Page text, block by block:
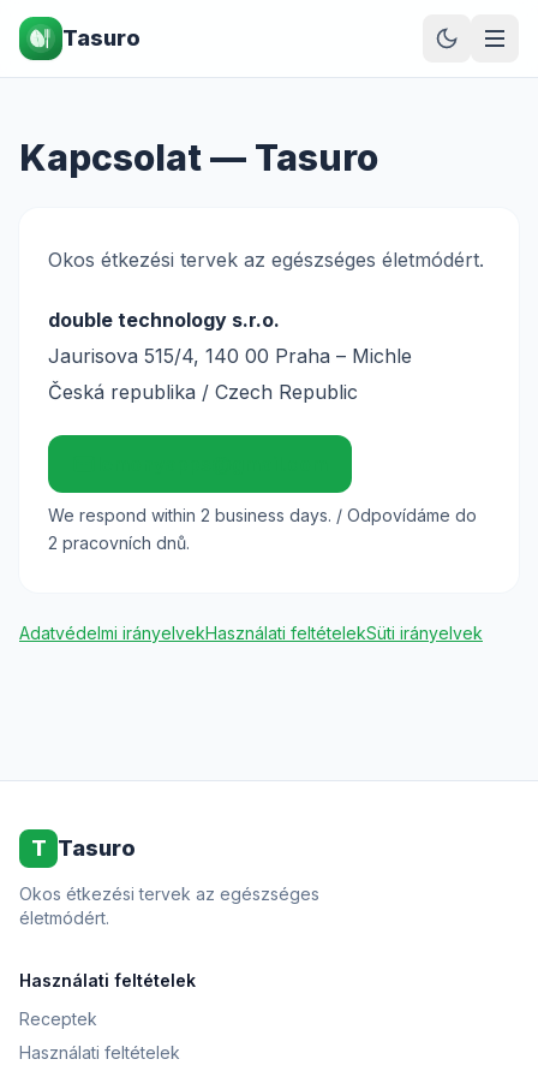
Tasuro
Kapcsolat — Tasuro
Okos étkezési tervek az egészséges életmódért.
double technology s.r.o.
Jaurisova 515/4, 140 00 Praha – Michle
Česká republika / Czech Republic
We respond within 2 business days. / Odpovídáme do
2 pracovních dnů.
Adatvédelmi irányelvekHasználati feltételekSüti irányelvek
T Tasuro
Okos étkezési tervek az egészséges
életmódért.
Használati feltételek
Receptek
Használati feltételek